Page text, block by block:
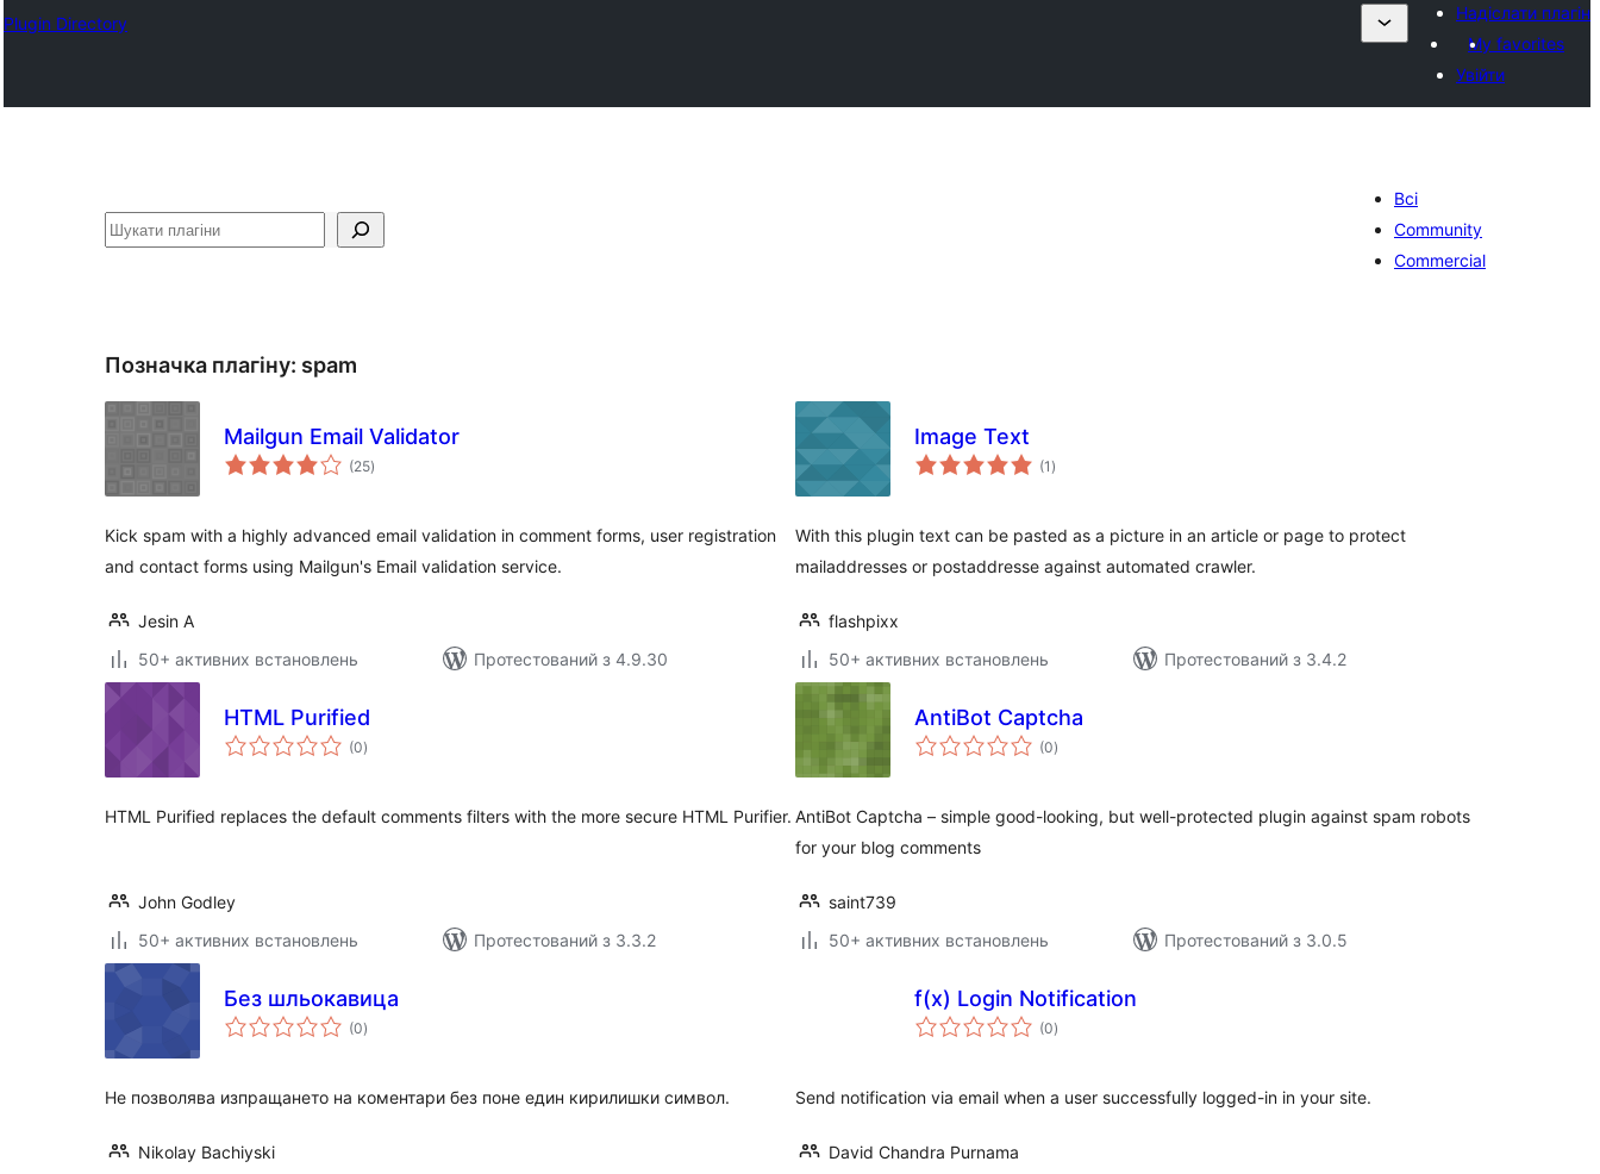
Plugin Directory
Надіслати плагін
My favorites
Увійти
Пошук
Всі
Community
Commercial
Позначка плагіну: spam
Mailgun Email Validator
(25загальний
рейтинг
)
Kick spam with a highly advanced email validation in comment forms, user registration
and contact forms using Mailgun's Email validation service.
Jesin A
50+ активних встановлень
Протестований з 4.9.30
Image Text
(1 загальний
рейтинг
)
With this plugin text can be pasted as a picture in an article or page to protect
mailaddresses or postaddresse against automated crawler.
flashpixx
50+ активних встановлень
Протестований з 3.4.2
HTML Purified
(0загальний
рейтинг
)
HTML Purified replaces the default comments filters with the more secure HTML Purifier.
John Godley
50+ активних встановлень
Протестований з 3.3.2
AntiBot Captcha
(0загальний
рейтинг
)
AntiBot Captcha – simple good-looking, but well-protected plugin against spam robots
for your blog comments
saint739
50+ активних встановлень
Протестований з 3.0.5
Без шльокавица
(0загальний
рейтинг
)
Не позволява изпращането на коментари без поне един кирилишки символ.
Nikolay Bachiyski
f(x) Login Notification
(0загальний
рейтинг
)
Send notification via email when a user successfully logged-in in your site.
David Chandra Purnama